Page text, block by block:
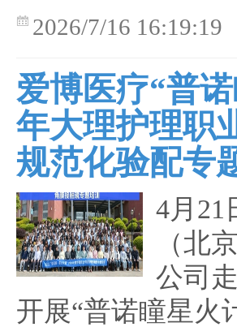
2026/7/16 16:19:19
爱博医疗“普
年大理护理职
规范化验配专
4月21
（北
公司
开展“普诺瞳星火